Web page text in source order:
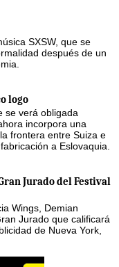
SXSW, que se
después de un
logo
se verá obligada
incorpora una
frontera entre Suiza e
a Eslovaquia.
Jurado del Festival
Wings, Demian
Jurado que calificará
de Nueva York,